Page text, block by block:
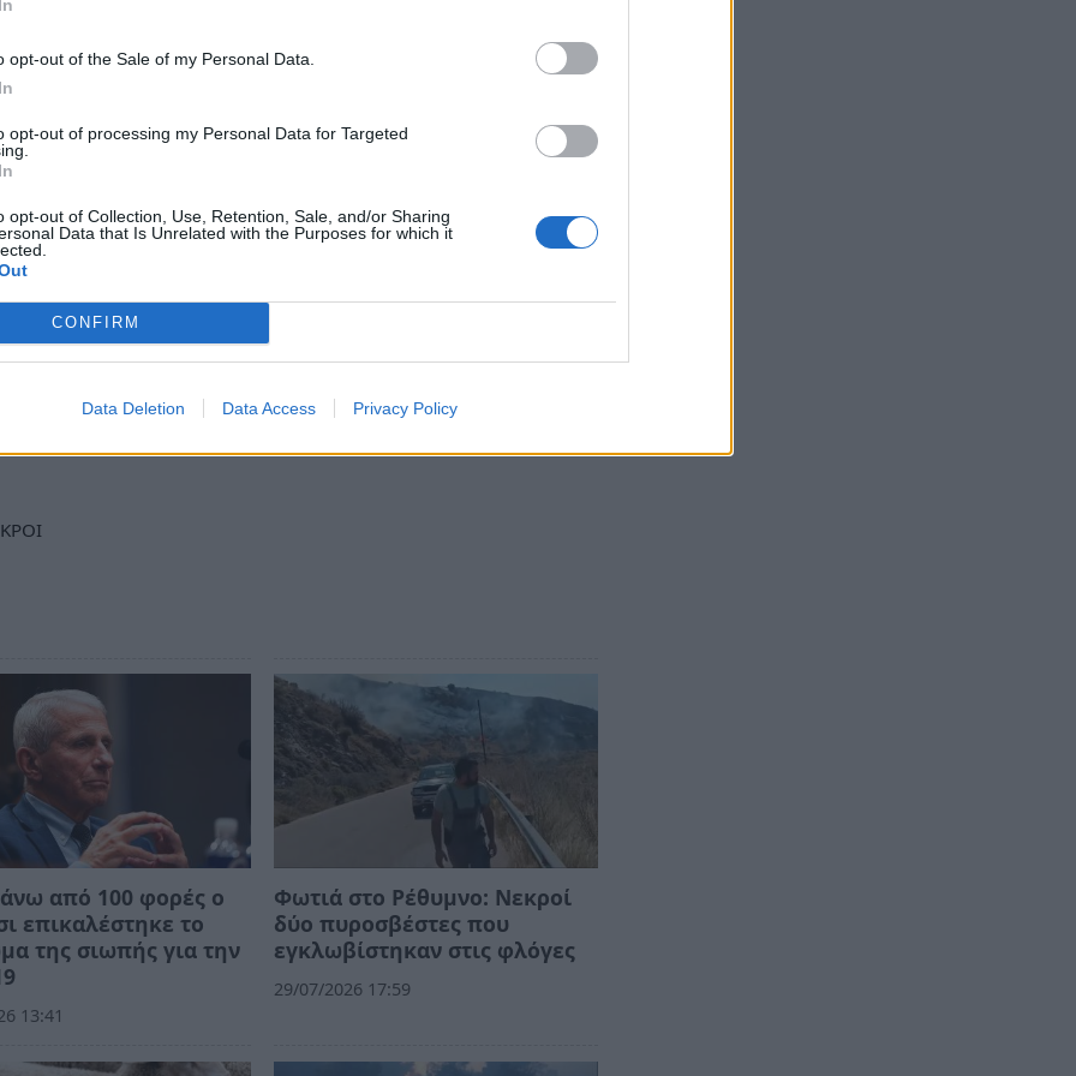
opt-out of the Sale of my Personal Data.
opt-out of processing my Personal Data for Targeted
opt-out of Collection, Use, Retention, Sale, and/or Sharing
Data that Is Unrelated with the Purposes for which it
CONFIRM
Data Deletion Data Access Privacy Policy
είναι 680 (60.3% άνδρες). Η
υποκείμενο νόσημα ή/και ηλικία 70 ετών και
554 (81.47%) είναι
(18.53%) είναι πλήρως εμβολιασμένοι. Από
ΜΕΘ 3.899 ασθενείς.
της επικράτειας είναι 563 (ημερήσια
επταημέρου είναι 564 ασθενείς. Η διάμεση
έως 106 έτη), ενώ η διάμεση ηλικία των
του ΕΟΔΥ
από 100 φορές ο
επικαλέστηκε το
της σιωπής για την
13:41
Φωτιά στο Ρέθυμνο: Νεκροί
δύο πυροσβέστες που
εγκλωβίστηκαν στις φλόγες
29/07/2026 17:59